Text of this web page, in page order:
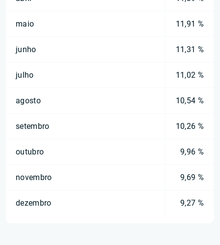
maio 11,91 %
junho 11,31 %
julho 11,02 %
agosto 10,54 %
setembro 10,26 %
outubro 9,96 %
novembro 9,69 %
dezembro 9,27 %